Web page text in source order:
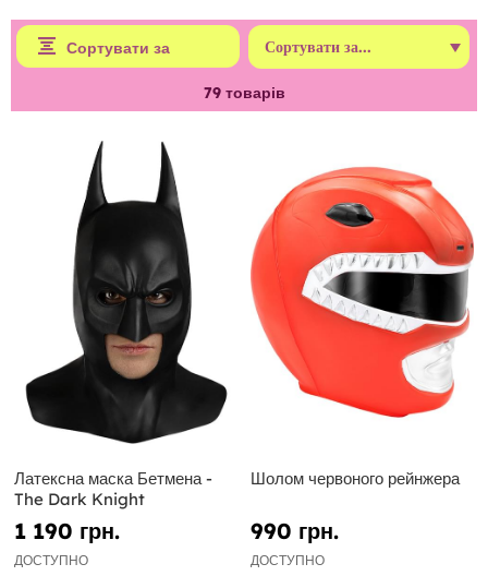
Сортувати за
79товарів
Латексна маска Бетмена -
The Dark Knight
1 190 грн.
ДОСТУПНО
Шолом червоного рейнжера
990 грн.
ДОСТУПНО